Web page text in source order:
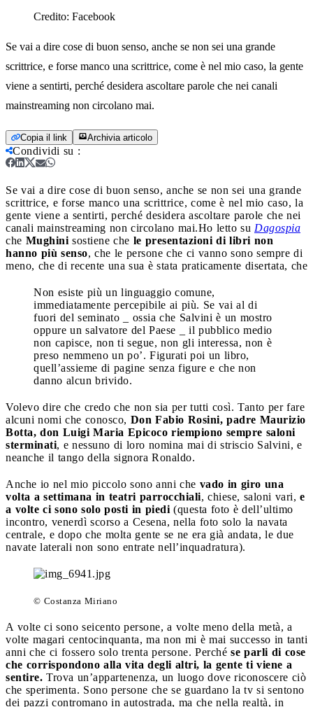
Credito: Facebook
Se vai a dire cose di buon senso, anche se non sei una grande
scrittrice, e forse manco una scrittrice, come è nel mio caso, la gente
viene a sentirti, perché desidera ascoltare parole che nei canali
mainstreaming non circolano mai.
Copia il link Archivia articolo
Condividi su :
Se vai a dire cose di buon senso, anche se non sei una grande
scrittrice, e forse manco una scrittrice, come è nel mio caso, la
gente viene a sentirti, perché desidera ascoltare parole che nei
canali mainstreaming non circolano mai.Ho letto su Dagospia
che Mughini sostiene che le presentazioni di libri non
hanno più senso, che le persone che ci vanno sono sempre di
meno, che di recente una sua è stata praticamente disertata, che
Non esiste più un linguaggio comune,
immediatamente percepibile ai più. Se vai al di
fuori del seminato _ ossia che Salvini è un mostro
oppure un salvatore del Paese _ il pubblico medio
non capisce, non ti segue, non gli interessa, non è
preso nemmeno un po’. Figurati poi un libro,
quell’assieme di pagine senza figure e che non
danno alcun brivido.
Volevo dire che credo che non sia per tutti così. Tanto per fare
alcuni nomi che conosco, Don Fabio Rosini, padre Maurizio
Botta, don Luigi Maria Epicoco riempiono sempre saloni
sterminati, e nessuno di loro nomina mai di striscio Salvini, e
neanche il tango della signora Ronaldo.
Anche io nel mio piccolo sono anni che vado in giro una
volta a settimana in teatri parrocchiali, chiese, saloni vari, e
a volte ci sono solo posti in piedi (questa foto è dell’ultimo
incontro, venerdì scorso a Cesena, nella foto solo la navata
centrale, e dopo che molta gente se ne era già andata, le due
navate laterali non sono entrate nell’inquadratura).
© Costanza Miriano
A volte ci sono seicento persone, a volte meno della metà, a
volte magari centocinquanta, ma non mi è mai successo in tanti
anni che ci fossero solo trenta persone. Perché se parli di cose
che corrispondono alla vita degli altri, la gente ti viene a
sentire. Trova un’appartenenza, un luogo dove riconoscere ciò
che sperimenta. Sono persone che se guardano la tv si sentono
dei pazzi contromano in autostrada, ma che nella realtà, in